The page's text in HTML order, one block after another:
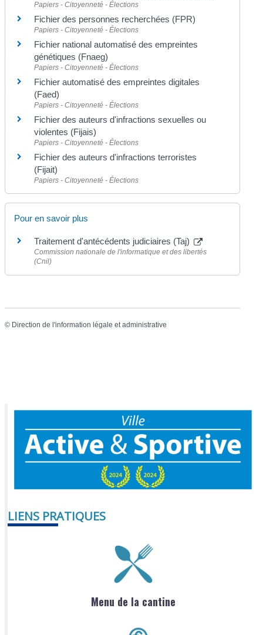
Papiers - Citoyenneté - Élections
Fichier des personnes recherchées (FPR)
Papiers - Citoyenneté - Élections
Fichier national automatisé des empreintes
génétiques (Fnaeg)
Papiers - Citoyenneté - Élections
Fichier automatisé des empreintes digitales
(Faed)
Papiers - Citoyenneté - Élections
Fichier des auteurs d'infractions sexuelles ou
violentes (Fijais)
Papiers - Citoyenneté - Élections
Fichier des auteurs d'infractions terroristes
(Fijait)
Papiers - Citoyenneté - Élections
Pour en savoir plus
Traitement d'antécédents judiciaires (Taj)
Commission nationale de l'informatique et des libertés
(Cnil)
© Direction de l'information légale et administrative
LIENS PRATIQUES
Menu de la cantine